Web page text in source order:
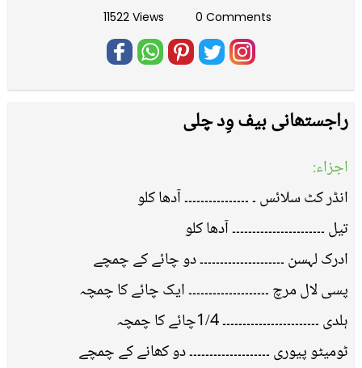
11522 Views 0 Comments
راجستھانی بیف وِد چلی
اجزاء:
انڈر کٹ سلائس ۔ ۔۔۔۔۔۔۔۔۔۔۔۔۔۔۔۔ آدھا کلو
تیل ۔۔۔۔۔۔۔۔۔۔۔۔۔۔۔۔۔۔۔۔۔۔۔ آدھا کلو
ادرک لہسن ۔۔۔۔۔۔۔۔۔۔۔۔۔۔۔۔۔۔۔۔۔ دو چائے کے چمچے
پسی لال مرچ ۔۔۔۔۔۔۔۔۔۔۔۔۔۔۔۔۔۔۔۔ ایک چائے کا چمچہ
ہلدی ۔۔۔۔۔۔۔۔۔۔۔۔۔۔۔۔۔۔۔۔۔۔۔۔ 1/4چائے کا چمچہ
ٹومیٹو پیوری ۔۔۔۔۔۔۔۔۔۔۔۔۔۔۔۔۔۔۔۔ دو کھانے کے چمچے